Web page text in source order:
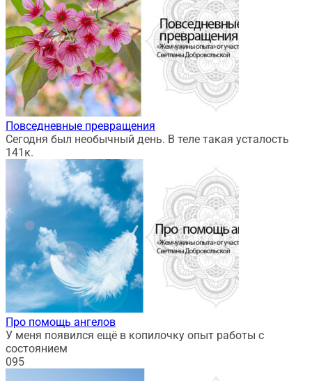
Повседневные превращения
Сегодня был необычный день. В теле такая усталость
141к.
Про помощь ангелов
У меня появился ещё в копилочку опыт работы с
состоянием
095